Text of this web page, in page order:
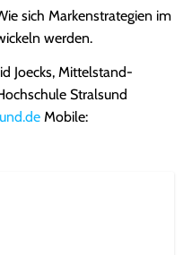
sich Markenstrategien im
werden.
Joecks, Mittelstand-
Stralsund
Mobile: